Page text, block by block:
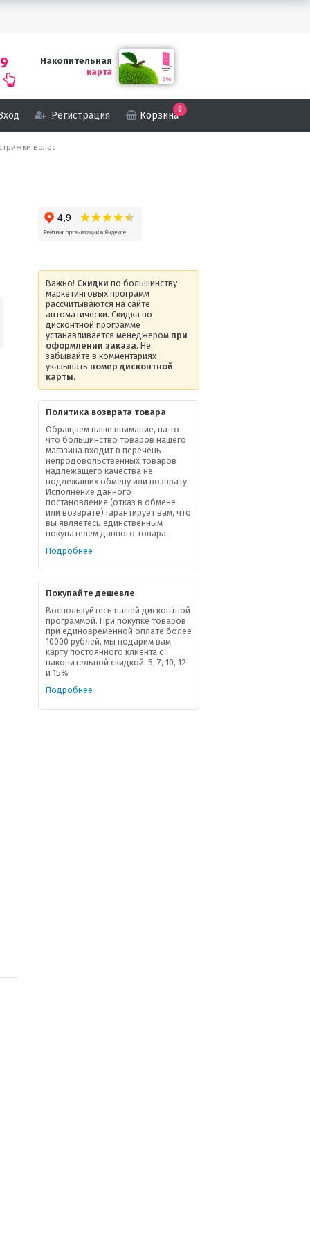
Накопительная
карта
Регистрация Корзина
0
волос
Важно! Скидки по большинству
маркетинговых программ
рассчитываются на сайте
автоматически. Скидка по
дисконтной программе
устанавливается менеджером при
оформлении заказа. Не
забывайте в комментариях
указывать номер дисконтной
карты.
Политика возврата товара
Обращаем ваше внимание, на то
что большинство товаров нашего
магазина входит в перечень
непродовольственных товаров
надлежащего качества не
подлежащих обмену или возврату.
Исполнение данного
постановления (отказ в обмене
или возврате) гарантирует вам, что
вы являетесь единственным
покупателем данного товара.
Подробнее
Покупайте дешевле
Воспользуйтесь нашей дисконтной
программой. При покупке товаров
при единовременной оплате более
10000 рублей, мы подарим вам
карту постоянного клиента с
накопительной скидкой: 5, 7, 10, 12
и 15%
Подробнее